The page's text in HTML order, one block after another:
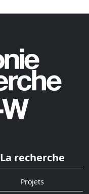
La recherche
Projets